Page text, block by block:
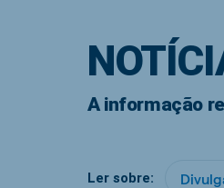
A informação
Ler sobre: